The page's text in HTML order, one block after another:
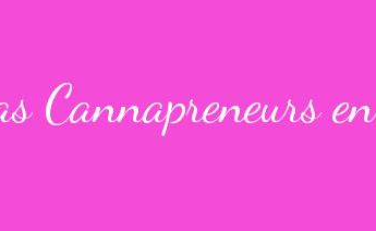
Cannapreneurs en